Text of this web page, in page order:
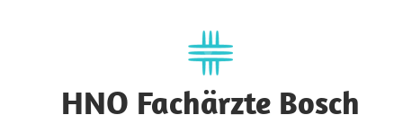
HNO Fachärzte Bosch